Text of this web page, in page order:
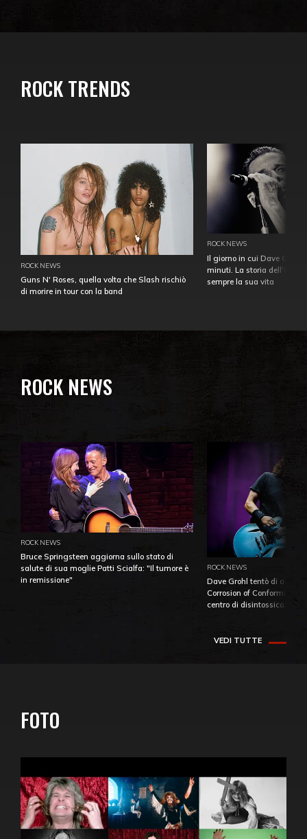
ROCK TRENDS
ROCK NEWS
Guns N' Roses, quella volta che Slash rischiò
di morire in tour con la band
ROCK NEWS
Il giorno in cui Dave
minuti. La storia
sempre la sua vita
ROCK NEWS
ROCK NEWS
Bruce Springsteen aggiorna sullo stato di
salute di sua moglie Patti Scialfa: "Il tumore è
in remissione"
ROCK NEWS
Dave Grohl tentò di
Corrosion of Conformity
centro di
VEDI TUTTE
FOTO